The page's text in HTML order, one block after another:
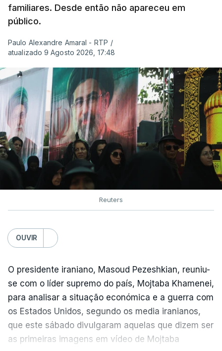
familiares. Desde então não apareceu em
público.
Paulo Alexandre Amaral - RTP /
atualizado 9 Agosto 2026, 17:48
Reuters
OUVIR
O presidente iraniano, Masoud Pezeshkian, reuniu-
se com o líder supremo do país, Mojtaba Khamenei,
para analisar a situação económica e a guerra com
os Estados Unidos, segundo os media iranianos,
que este sábado divulgaram aquelas que dizem ser
as primeiras imagens em vídeo de Mojtaba